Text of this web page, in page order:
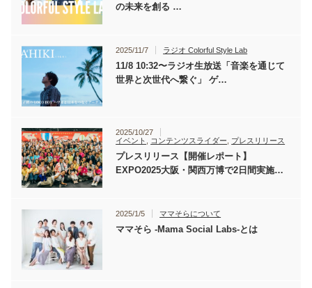
の未来を創る …
2025/11/7 ラジオ Colorful Style Lab
11/8 10:32〜ラジオ生放送「音楽を通じて
世界と次世代へ繋ぐ」 ゲ…
2025/10/27
イベント
コンテンツスライダー プレスリリース
プレスリリース【開催レポート】
EXPO2025大阪・関西万博で2日間実施…
2025/1/5 ママそらについて
ママそら -Mama Social Labs-とは